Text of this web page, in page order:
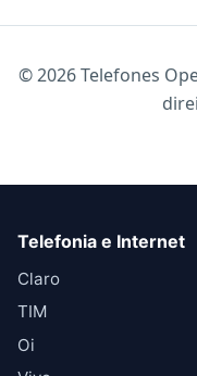
©2026Telefones
Telefonia e Internet
Claro
TIM
Oi